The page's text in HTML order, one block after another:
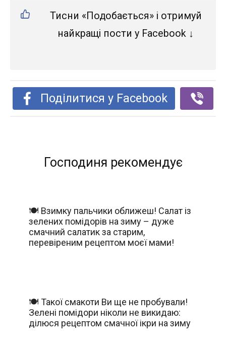
Тисни «Подобається» і отримуй
найкращі пости у Facebook ↓
Поділитися у Facebook
Господиня рекомендує
🍽️ Взимку пальчики оближеш! Салат із
зелених помідорів на зиму – дуже
смачний салатик за старим,
перевіреним рецептом моєї мами!
🍽️ Такої смакоти Ви ще не пробували!
Зелені помідори ніколи не викидаю:
ділюся рецептом смачної ікри на зиму